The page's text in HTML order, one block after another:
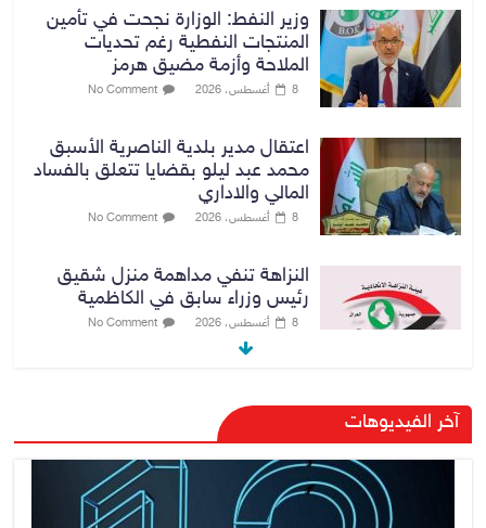
وزير النفط: الوزارة نجحت في تأمين
المنتجات النفطية رغم تحديات
الملاحة وأزمة مضيق هرمز
8 أغسطس، 2026 No Comment
اعتقال مدير بلدية الناصرية الأسبق
محمد عبد ليلو بقضايا تتعلق بالفساد
المالي والاداري
8 أغسطس، 2026 No Comment
النزاهة تنفي مداهمة منزل شقيق
رئيس وزراء سابق في الكاظمية
8 أغسطس، 2026 No Comment
رئيس حكومة إقليم كردستان مسرور
بارزاني ينفي ما يشاع عن وجود
عسكري أمريكي في بعض قواعد
الإقليم
8 أغسطس، 2026 No Comment
آخر الفيديوهات